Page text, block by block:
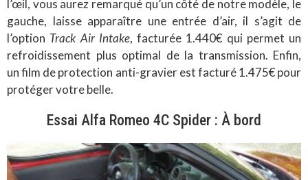
l’œil, vous aurez remarqué qu’un côté de notre modèle, le
gauche, laisse apparaître une entrée d’air, il s’agit de
l’option Track Air Intake, facturée 1.440€ qui permet un
refroidissement plus optimal de la transmission. Enfin,
un film de protection anti-gravier est facturé 1.475€ pour
protéger votre belle.
Essai Alfa Romeo 4C Spider : À bord